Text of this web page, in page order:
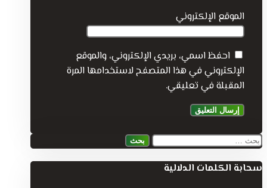
الموقع الإلكتروني
احفظ اسمي، بريدي الإلكتروني، والموقع
الإلكتروني في هذا المتصفح لاستخدامها المرة
المقبلة في تعليقي.
البحث
سحابة الكلمات الدلالية